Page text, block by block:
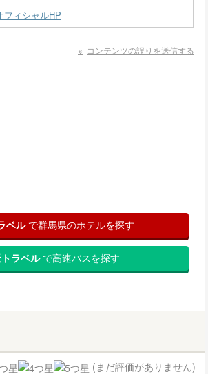
フィシャルHP
コンテンツの誤りを送信する
ベルで群馬県のホテルを探す
ラベルで高速バスを探す
(まだ評価がありません)